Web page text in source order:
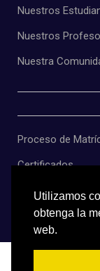
Utilizamos
obtenga la
web.
Nuestros
Nuestros
Nuestra
Proceso de
Certificados
Constancias
Grados